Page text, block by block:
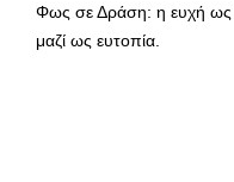
Φως σε Δράση: η ευχή
μαζί ως ευτοπία.